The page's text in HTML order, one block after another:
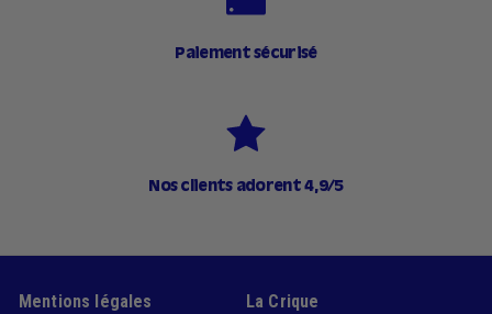
Paiement sécurisé
Nos clients adorent 4,9/5
Mentions légales La Crique